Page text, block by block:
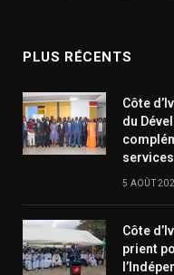
PLUS RÉCENTS
Côte
du
5 AOÛT
Côte
prient